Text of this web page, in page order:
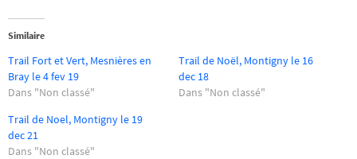
Similaire
Trail Fort et Vert, Mesnières en
Bray le 4 fev 19
Dans "Non classé"
Trail de Noël, Montigny le 16
dec 18
Dans "Non classé"
Trail de Noel, Montigny le 19
dec 21
Dans "Non classé"